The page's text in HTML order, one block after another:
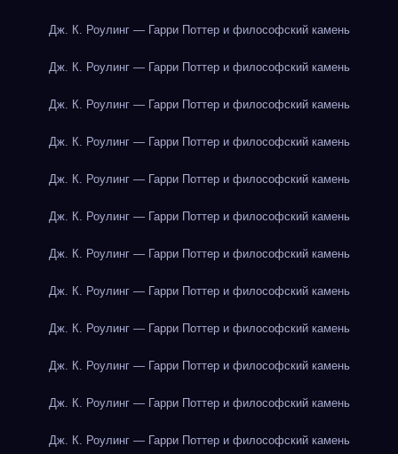
Дж. К. Роулинг — Гарри Поттер и философский камень
Дж. К. Роулинг — Гарри Поттер и философский камень
Дж. К. Роулинг — Гарри Поттер и философский камень
Дж. К. Роулинг — Гарри Поттер и философский камень
Дж. К. Роулинг — Гарри Поттер и философский камень
Дж. К. Роулинг — Гарри Поттер и философский камень
Дж. К. Роулинг — Гарри Поттер и философский камень
Дж. К. Роулинг — Гарри Поттер и философский камень
Дж. К. Роулинг — Гарри Поттер и философский камень
Дж. К. Роулинг — Гарри Поттер и философский камень
Дж. К. Роулинг — Гарри Поттер и философский камень
Дж. К. Роулинг — Гарри Поттер и философский камень